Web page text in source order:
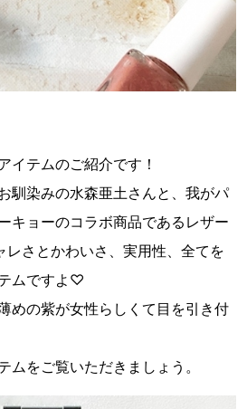
イテムのご紹介です！
馴染みの水森亜土さんと、我がパ
キョーのコラボ商品であるレザー
レさとかわいさ、実用性、全てを
ムですよ♡
めの紫が女性らしくて目を引き付
ムをご覧いただきましょう。